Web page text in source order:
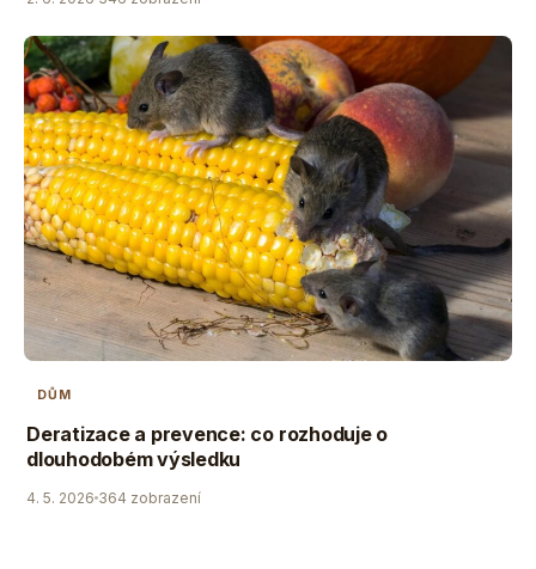
DŮM
Deratizace a prevence: co rozhoduje o
dlouhodobém výsledku
4. 5. 2026 364 zobrazení